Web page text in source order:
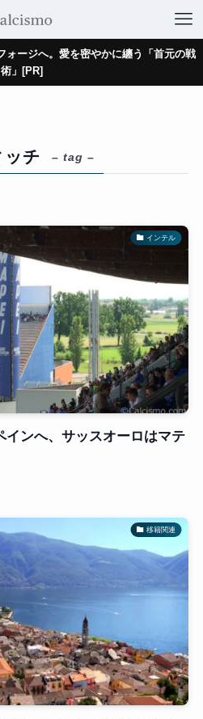
ォージへ。愛を密やかに纏う「首元の戦
術」[PR]
ッチ – tag –
インテル
インへ、サッスオーロはマテ
移籍関連